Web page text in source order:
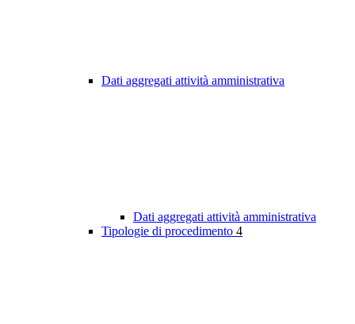
Dati aggregati attività amministrativa
Dati aggregati attività amministrativa
Tipologie di procedimento 4